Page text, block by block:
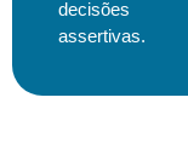
decisões
assertivas.